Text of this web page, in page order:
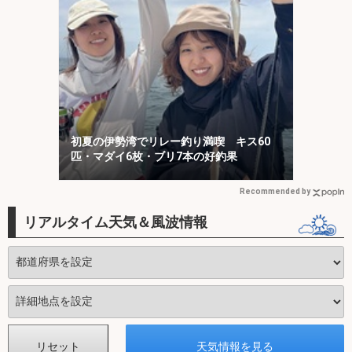
初夏の伊勢湾でリレー釣り満喫 キス60
匹・マダイ6枚・ブリ7本の好釣果
Recommended by
リアルタイム天気＆風波情報